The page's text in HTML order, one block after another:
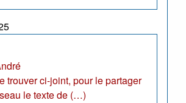
trouver ci-joint, pour le partager
le texte de (…)